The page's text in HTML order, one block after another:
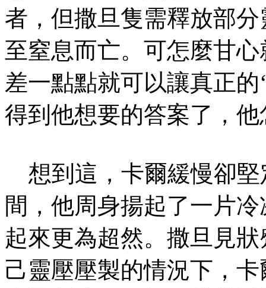
者，但撒旦隻需釋放部
至窒息而亡。可怎麼甘
差一點點就可以讓真正
得到他想要的答案了，
想到這，卡爾緩慢卻堅
間，他周身揚起了一片
起來更為超然。撒旦見
己靈壓壓製的情況下，